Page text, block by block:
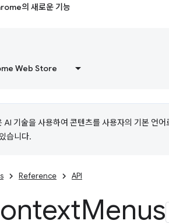
의 새로운 기능
Web Store
기술을 사용하여 콘텐츠를 사용자의 기본 언어
습니다.
Reference API
Menus